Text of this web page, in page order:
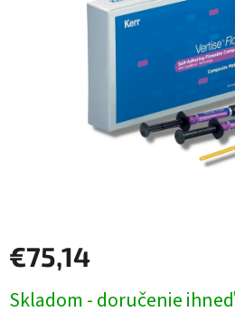
€75,14
cena:
Skladom - doručenie ihneď